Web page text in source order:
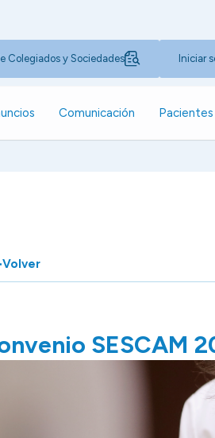
Colegiados y Sociedades Iniciar
Comunicación Pacientes
Volver
SESCAM